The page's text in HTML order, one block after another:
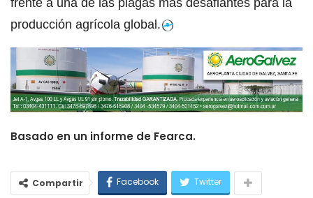
producción agrícola global.
Basado en un informe de Fearca.
Compartir Facebook Twitter